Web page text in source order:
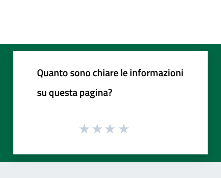
Quanto sono chiare le informazioni
su questa pagina?